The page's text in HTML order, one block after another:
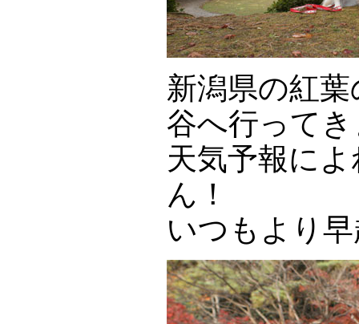
新潟県の紅
谷へ行って
天気予報に
ん！
いつもより